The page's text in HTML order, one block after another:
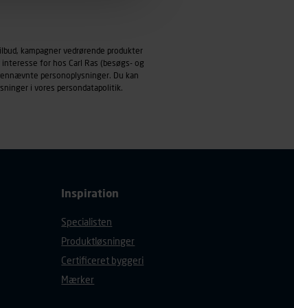
tidspunkt, hvad der
(computer,
kampagner vedrørende produkter
for hos Carl Ras (besøgs- og
personoplysninger. Du kan
i vores persondatapolitik.
Inspiration
Specialisten
Produktløsninger
Certificeret byggeri
Mærker